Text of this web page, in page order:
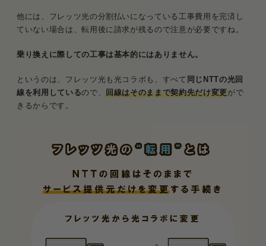
他には、フレッツ光の分割払いになっている工事費用を完済し
ていない場合は、転用後に請求が残るので注意が必要ですね。
乗り換えに際しての工事は基本的にはありません。
というのは、フレッツ光も光コラボも、すべて 同じNTTの光回
線を利用しているので、回線はそのままで契約先だけ変更がで
きるからです。